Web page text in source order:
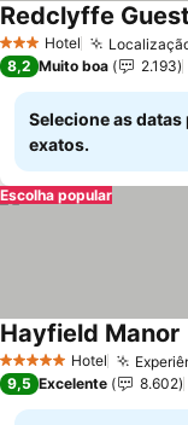
3 EstrelasHotel
Redclyffe
8,2 Muito boa 2.193
Selecione as
exatos.
Escolha popular
5 Estrelas Hotel
Hayfield Manor
9,5 Excelente 8.602